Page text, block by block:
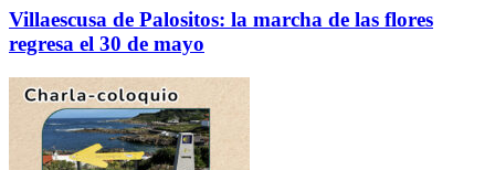
Villaescusa de Palositos: la marcha de las flores
regresa el 30 de mayo